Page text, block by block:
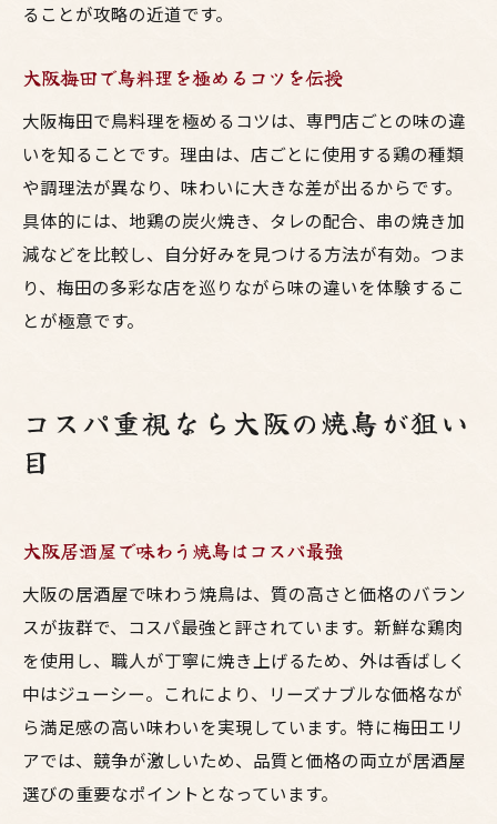
ることが攻略の近道です。
大阪梅田で鳥料理を極めるコツを伝授
大阪梅田で鳥料理を極めるコツは、専門店ごとの味の違
いを知ることです。理由は、店ごとに使用する鶏の種類
や調理法が異なり、味わいに大きな差が出るからです。
具体的には、地鶏の炭火焼き、タレの配合、串の焼き加
減などを比較し、自分好みを見つける方法が有効。つま
り、梅田の多彩な店を巡りながら味の違いを体験するこ
とが極意です。
コスパ重視なら大阪の焼鳥が狙い
目
大阪居酒屋で味わう焼鳥はコスパ最強
大阪の居酒屋で味わう焼鳥は、質の高さと価格のバラン
スが抜群で、コスパ最強と評されています。新鮮な鶏肉
を使用し、職人が丁寧に焼き上げるため、外は香ばしく
中はジューシー。これにより、リーズナブルな価格なが
ら満足感の高い味わいを実現しています。特に梅田エリ
アでは、競争が激しいため、品質と価格の両立が居酒屋
選びの重要なポイントとなっています。